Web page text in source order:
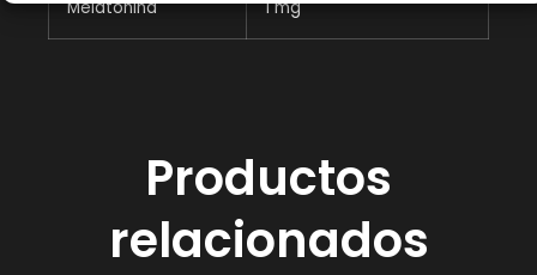
Melatonina 1 mg
Productos
relacionados